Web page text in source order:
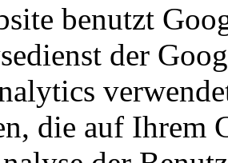
benutzt
der
die auf Ihrem